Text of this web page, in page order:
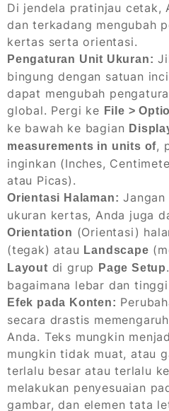
Di jendela pratinjau cetak,
dan terkadang mengubah
kertas serta orientasi.
Pengaturan Unit Ukuran:
bingung dengan satuan
dapat mengubah
global. Pergi ke File >
ke bawah ke bagian
measurements in units of,
inginkan (Inches,
atau Picas).
Orientasi Halaman: Jangan
ukuran kertas, Anda juga
Orientation (Orientasi)
(tegak) atau Landscape
Layout di grup Page Setup
bagaimana lebar dan
Efek pada Konten:
secara drastis
Anda. Teks mungkin
mungkin tidak muat, atau
terlalu besar atau terlalu
melakukan penyesuaian
gambar, dan elemen tata